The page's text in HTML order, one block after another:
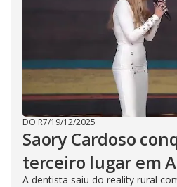
DO R7/19/12/2025
Saory Cardoso
terceiro lugar em
A dentista saiu do reality rural